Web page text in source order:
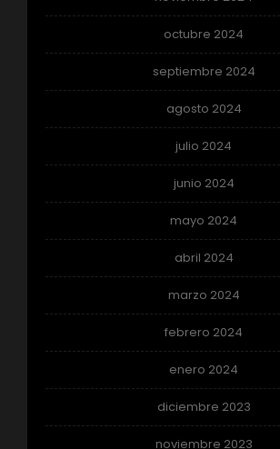
octubre 2024
septiembre 2024
agosto 2024
julio 2024
junio 2024
mayo 2024
abril 2024
marzo 2024
febrero 2024
enero 2024
diciembre 2023
noviembre 2023